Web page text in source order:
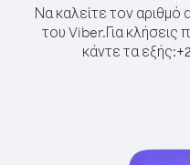
Να καλείτε τον
του Viber.Για
κάντε τα εξής:+